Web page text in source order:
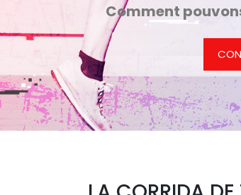
Comment